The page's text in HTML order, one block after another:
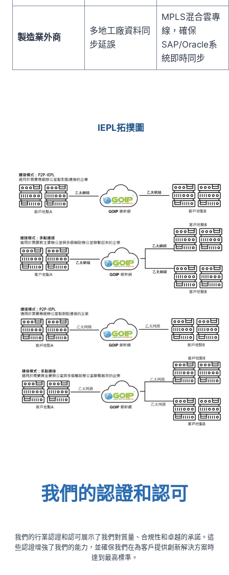
製造業外商
多地工廠資料同
步延誤
MPLS混合雲專
線，確保
SAP/Oracle系
統即時同步
IEPL拓撲圖
我們的認證和認可
我們的行業認證和認可展示了我們對質量、合規性和卓越的承諾。這
些認證增強了我們的能力，並確保我們在為客戶提供創新解決方案時
達到最高標準。